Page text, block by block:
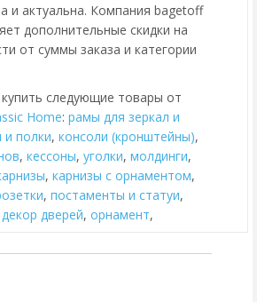
и актуальна. Компания bagetoff
дополнительные скидки на
от суммы заказа и категории
следующие товары от
Home: рамы для зеркал и
и полки, консоли (кронштейны),
, кессоны, уголки, молдинги,
, карнизы с орнаментом,
, постаменты и статуи,
декор дверей, орнамент,